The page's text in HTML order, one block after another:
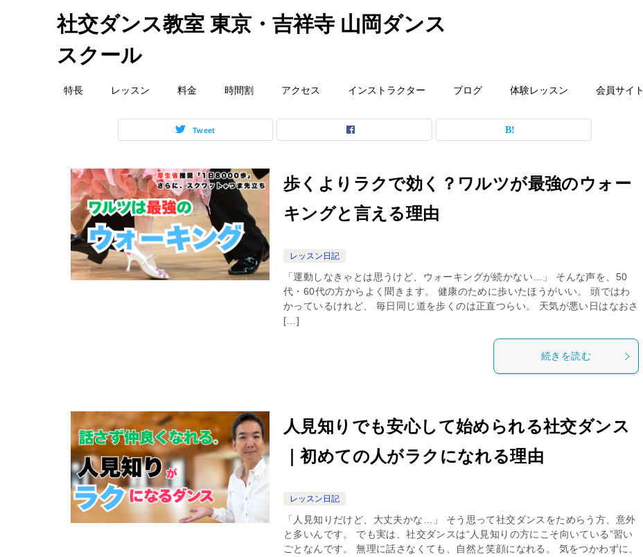
社交ダンス教室 東京・吉祥寺 山岡ダンス
スクール
特長 レッスン 料金 時間割 アクセス インストラクター ブログ 体験レッスン 会員サイト
Tweet
歩くよりラクで効く？ワルツが最強のウォー
キングと言える理由
レッスン日記
「運動しなきゃとは思うけど、ウォーキングが続かない…」 そんな声を、50
代・60代の方からよく聞きます。 健康のために歩いたほうがいい。 頭ではわ
かっているけれど、 毎日同じ道を歩くのは正直つらい。 天気が悪い日はなおさ
[…]
続きを読む
人見知りでも安心して始められる社交ダンス
｜初めての人がラクになれる理由
レッスン日記
「人見知りだけど、大丈夫かな…」 そう思って社交ダンスをためらう方、意外
と多いんです。 でも実は、社交ダンスは“人見知りの方にこそ向いている”習い
ごとなんです。 無理に話さなくても、自然と笑顔になれる。 気をつかわずに、